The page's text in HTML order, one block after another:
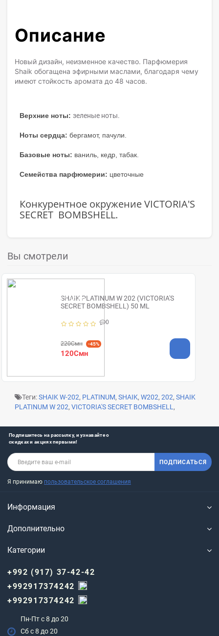
Описание
Новый дизайн, неизменное качество. Парфюмерия
Shaik обогащена эфирными маслами, благодаря чему
имеют стойкость аромата до 48 часов.
Верхние ноты: зеленые ноты.
Ноты сердца: бергамот, пачули.
Базовые ноты: ваниль, кедр, табак.
Семейства парфюмерии: цветочные
Конкурентное окружение VICTORIA'S
SECRET BOMBSHELL.
Вы смотрели
SHAIK PLATINUM W 202 (VICTORIA'S
SECRET BOMBSHELL) 50 ML
0
220Смн -45%
120Смн
Теги:SHAIK W-202, PLATINUM, SHAIK, W202, 202, SHAIK
PLATINUM W 202, VICTORIA'S SECRET BOMBSHELL ,
Подпишитесь на рассылку, и узнавайте о
скидках и акциях первыми!
ПОДПИСАТЬСЯ
Я принимаю пользовательское соглашения
Информация
Дополнительно
Категории
+992 (917) 37-42-42
+992917374242
+992917374242
Пн-Пт с 8 до 20
Сб с 8 до 20